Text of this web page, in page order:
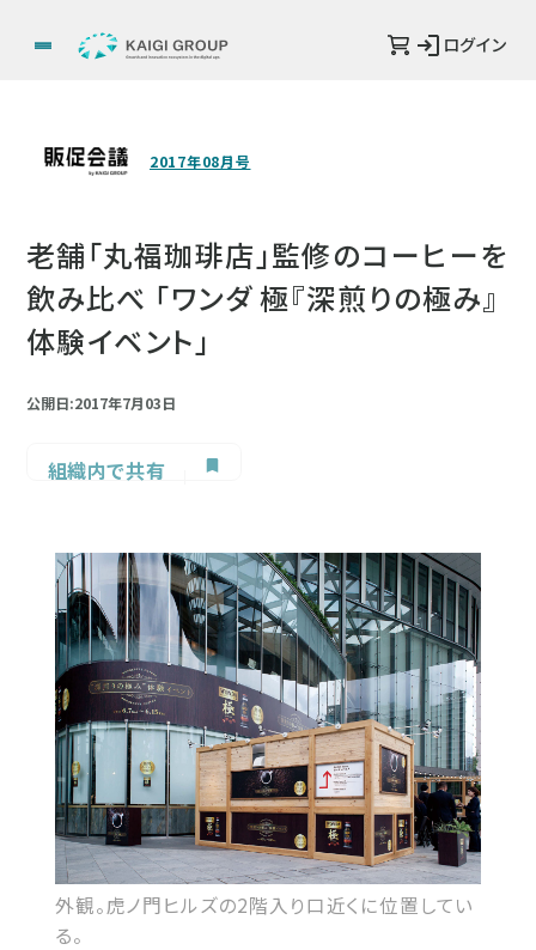
ログイン
2017年08月号
老舗「丸福珈琲店」監修のコーヒーを
飲み比べ 「ワンダ 極『深煎りの極み』
体験イベント」
公開日:2017年7月03日
組織内で共有
外観。虎ノ門ヒルズの2階入り口近くに位置してい
る。